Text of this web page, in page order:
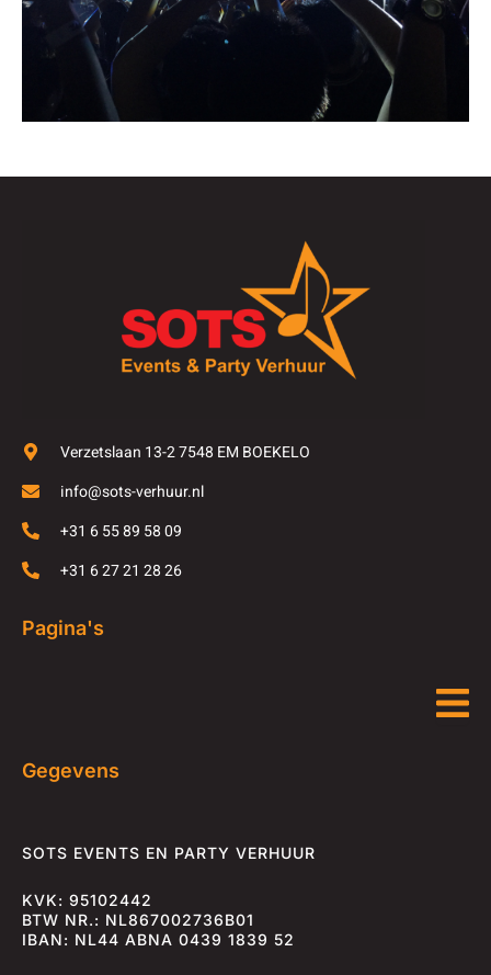
Verzetslaan 13-2 7548 EM BOEKELO
info@sots-verhuur.nl
+31 6 55 89 58 09
+31 6 27 21 28 26
Pagina's
Gegevens
SOTS EVENTS EN PARTY VERHUUR
KVK: 95102442
BTW NR.: NL867002736B01
IBAN: NL44 ABNA 0439 1839 52